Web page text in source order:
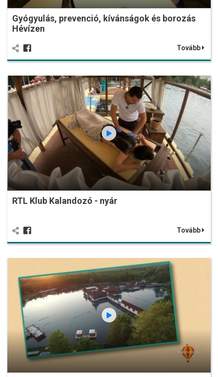
Gyógyulás, prevenció, kívánságok és borozás
Hévízen
Tovább
RTL Klub Kalandozó - nyár
Tovább